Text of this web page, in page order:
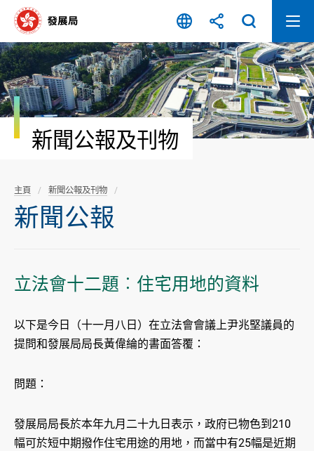
容
開
始
新聞公報及刊物
主頁 新聞公報及刊物
新聞公報
立法會十二題︰住宅用地的資料
以下是今日（十一月八日）在立法會會議上尹兆堅議員的
提問和發展局局長黃偉綸的書面答覆：
問題：
發展局局長於本年九月二十九日表示，政府已物色到210
幅可於短中期撥作住宅用途的用地，而當中有25幅是近期